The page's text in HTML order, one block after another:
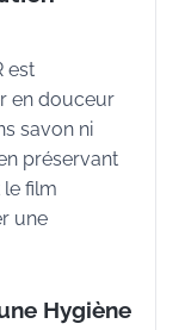
est
en douceur
savon ni
préservant
le film
une
Hygiène